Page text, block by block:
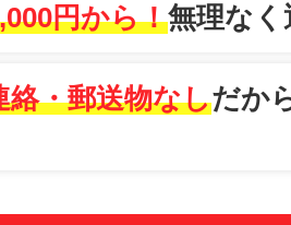
円から！無理な
絡・郵送物なしだか